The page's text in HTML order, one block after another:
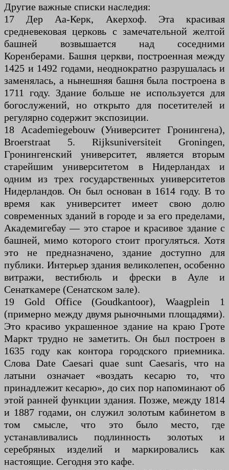
Другие важные списки наследия:
17 Дер Аа-Керк, Акерхоф. Эта красивая
средневековая церковь с замечательной желтой
башней возвышается над соседними
Коренберами. Башня церкви, построенная между
1425 и 1492 годами, неоднократно разрушалась и
заменялась, а нынешняя башня была построена в
1711 году. Здание больше не используется для
богослужений, но открыто для посетителей и
регулярно содержит экспозиции.
18 Academiegebouw (Университет Гронингена),
Broerstraat 5. Rijksuniversiteit Groningen,
Гронингенский университет, является вторым
старейшим университетом в Нидерландах и
одним из трех государственных университетов
Нидерландов. Он был основан в 1614 году. В то
время как университет имеет свою долю
современных зданий в городе и за его пределами,
Академигебау — это старое и красивое здание с
башней, мимо которого стоит прогуляться. Хотя
это не предназначено, здание доступно для
публики. Интерьер здания великолепен, особенно
витражи, вестибюль и фрески в Ауле и
Сенаткамере (Сенатском зале).
19 Gold Office (Goudkantoor), Waagplein 1
(примерно между двумя рыночными площадями).
Это красиво украшенное здание на краю Гроте
Маркт трудно не заметить. Он был построен в
1635 году как контора городского приемника.
Слова Date Caesari quae sunt Caesaris, что на
латыни означает «воздать кесарю то, что
принадлежит кесарю», до сих пор напоминают об
этой ранней функции здания. Позже, между 1814
и 1887 годами, он служил золотым кабинетом в
том смысле, что это было место, где
устанавливались подлинность золотых и
серебряных изделий и маркировались как
настоящие. Сегодня это кафе.